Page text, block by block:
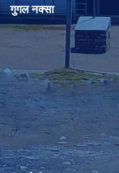
गुगल नक्सा
premium bootstrap themes